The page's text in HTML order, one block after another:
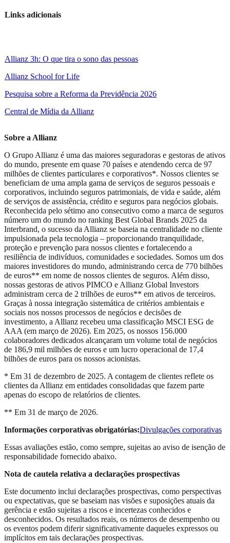
Links adicionais
Allianz 3h: O que tira o sono das pessoas
Allianz School for Life
Pesquisa sobre a Reforma da Previdência 2026
Central de Mídia da Allianz
Sobre a Allianz
O Grupo Allianz é uma das maiores seguradoras e gestoras de ativos
do mundo, presente em quase 70 países e atendendo cerca de 97
milhões de clientes particulares e corporativos*. Nossos clientes se
beneficiam de uma ampla gama de serviços de seguros pessoais e
corporativos, incluindo seguros patrimoniais, de vida e saúde, além
de serviços de assistência, crédito e seguros para negócios globais.
Reconhecida pelo sétimo ano consecutivo como a marca de seguros
número um do mundo no ranking Best Global Brands 2025 da
Interbrand, o sucesso da Allianz se baseia na centralidade no cliente
impulsionada pela tecnologia – proporcionando tranquilidade,
proteção e prevenção para nossos clientes e fortalecendo a
resiliência de indivíduos, comunidades e sociedades. Somos um dos
maiores investidores do mundo, administrando cerca de 770 bilhões
de euros** em nome de nossos clientes de seguros. Além disso,
nossas gestoras de ativos PIMCO e Allianz Global Investors
administram cerca de 2 trilhões de euros** em ativos de terceiros.
Graças à nossa integração sistemática de critérios ambientais e
sociais nos nossos processos de negócios e decisões de
investimento, a Allianz recebeu uma classificação MSCI ESG de
AAA (em março de 2026). Em 2025, os nossos 156.000
colaboradores dedicados alcançaram um volume total de negócios
de 186,9 mil milhões de euros e um lucro operacional de 17,4
bilhões de euros para os nossos acionistas.
* Em 31 de dezembro de 2025. A contagem de clientes reflete os
clientes da Allianz em entidades consolidadas que fazem parte
apenas do escopo de relatórios de clientes.
** Em 31 de março de 2026.
Informações corporativas obrigatórias:Divulgações corporativas
Essas avaliações estão, como sempre, sujeitas ao aviso de isenção de
responsabilidade fornecido abaixo.
Nota de cautela relativa a declarações prospectivas
Este documento inclui declarações prospectivas, como perspectivas
ou expectativas, que se baseiam nas visões e suposições atuais da
gerência e estão sujeitas a riscos e incertezas conhecidos e
desconhecidos. Os resultados reais, os números de desempenho ou
os eventos podem diferir significativamente daqueles expressos ou
implícitos em tais declarações prospectivas.